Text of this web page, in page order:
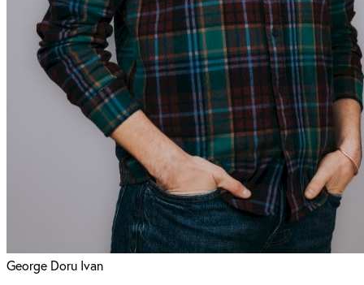
George Doru Ivan